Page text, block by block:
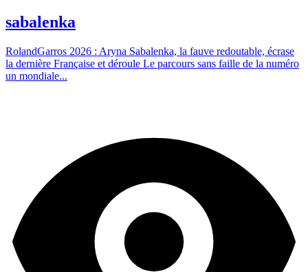
sabalenka
RolandGarros 2026 : Aryna Sabalenka, la fauve redoutable, écrase
la dernière Française et déroule Le parcours sans faille de la numéro
un mondiale...